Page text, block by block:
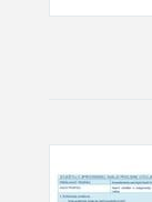
који је
Јавна